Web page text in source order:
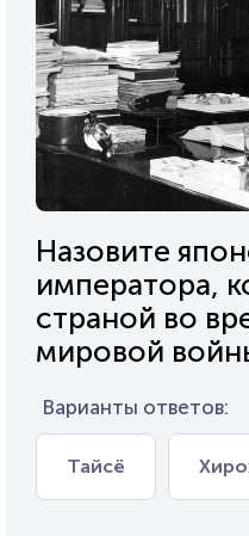
Назовите
императора,
страной во
мировой
Варианты ответов:
Тайсё